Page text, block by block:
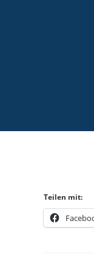
Teilen mit: